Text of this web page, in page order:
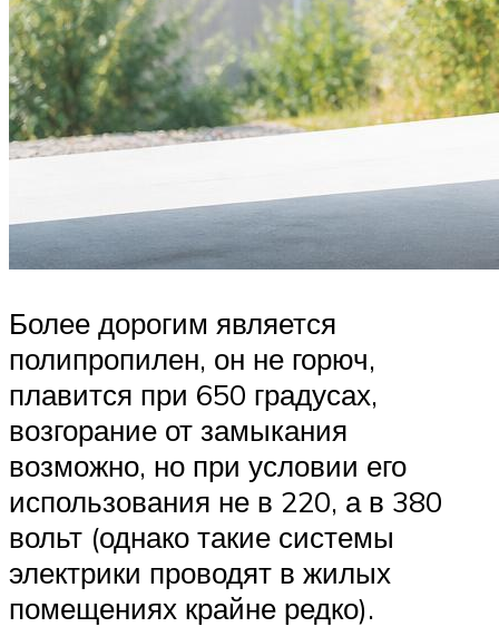
Более дорогим является
полипропилен, он не горюч,
плавится при 650 градусах,
возгорание от замыкания
возможно, но при условии его
использования не в 220, а в 380
вольт (однако такие системы
электрики проводят в жилых
помещениях крайне редко).